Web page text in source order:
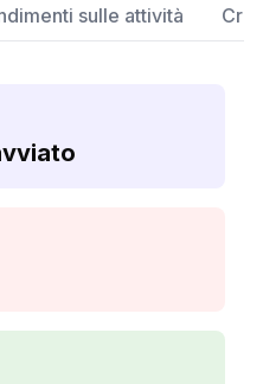
sulle attività